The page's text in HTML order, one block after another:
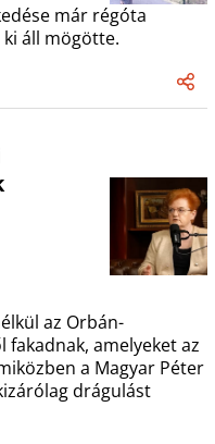
már régóta
áll mögötte.
az Orbán-
amelyeket az
a Magyar Péter
drágulást